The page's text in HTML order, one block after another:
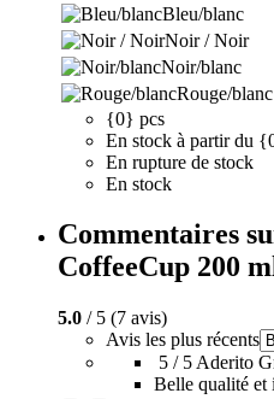
Bleu/blanc
Noir / Noir
Noir/blanc
Rouge/blanc
{0} pcs
En stock à partir du
En rupture de stock
En stock
Commentaires
CoffeeCup 200
5.0 / 5 (7 avis)
Avis les plus récents
5 / 5 Aderito
Belle qualité et